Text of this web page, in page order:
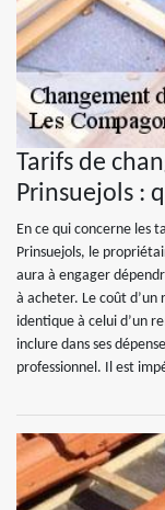
Tarifs de
Prinsuejols :
En ce qui concerne les
Prinsuejols, le
aura à engager
à acheter. Le coût
identique à celui d’un
inclure dans ses
professionnel. Il est